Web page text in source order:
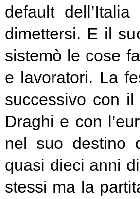
default
dimettersi. E il
sistemò le cose
e lavoratori. La
successivo con
Draghi e con
nel suo destino
quasi dieci anni
stessi ma la